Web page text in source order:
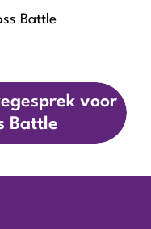
Battle
voor
Battle